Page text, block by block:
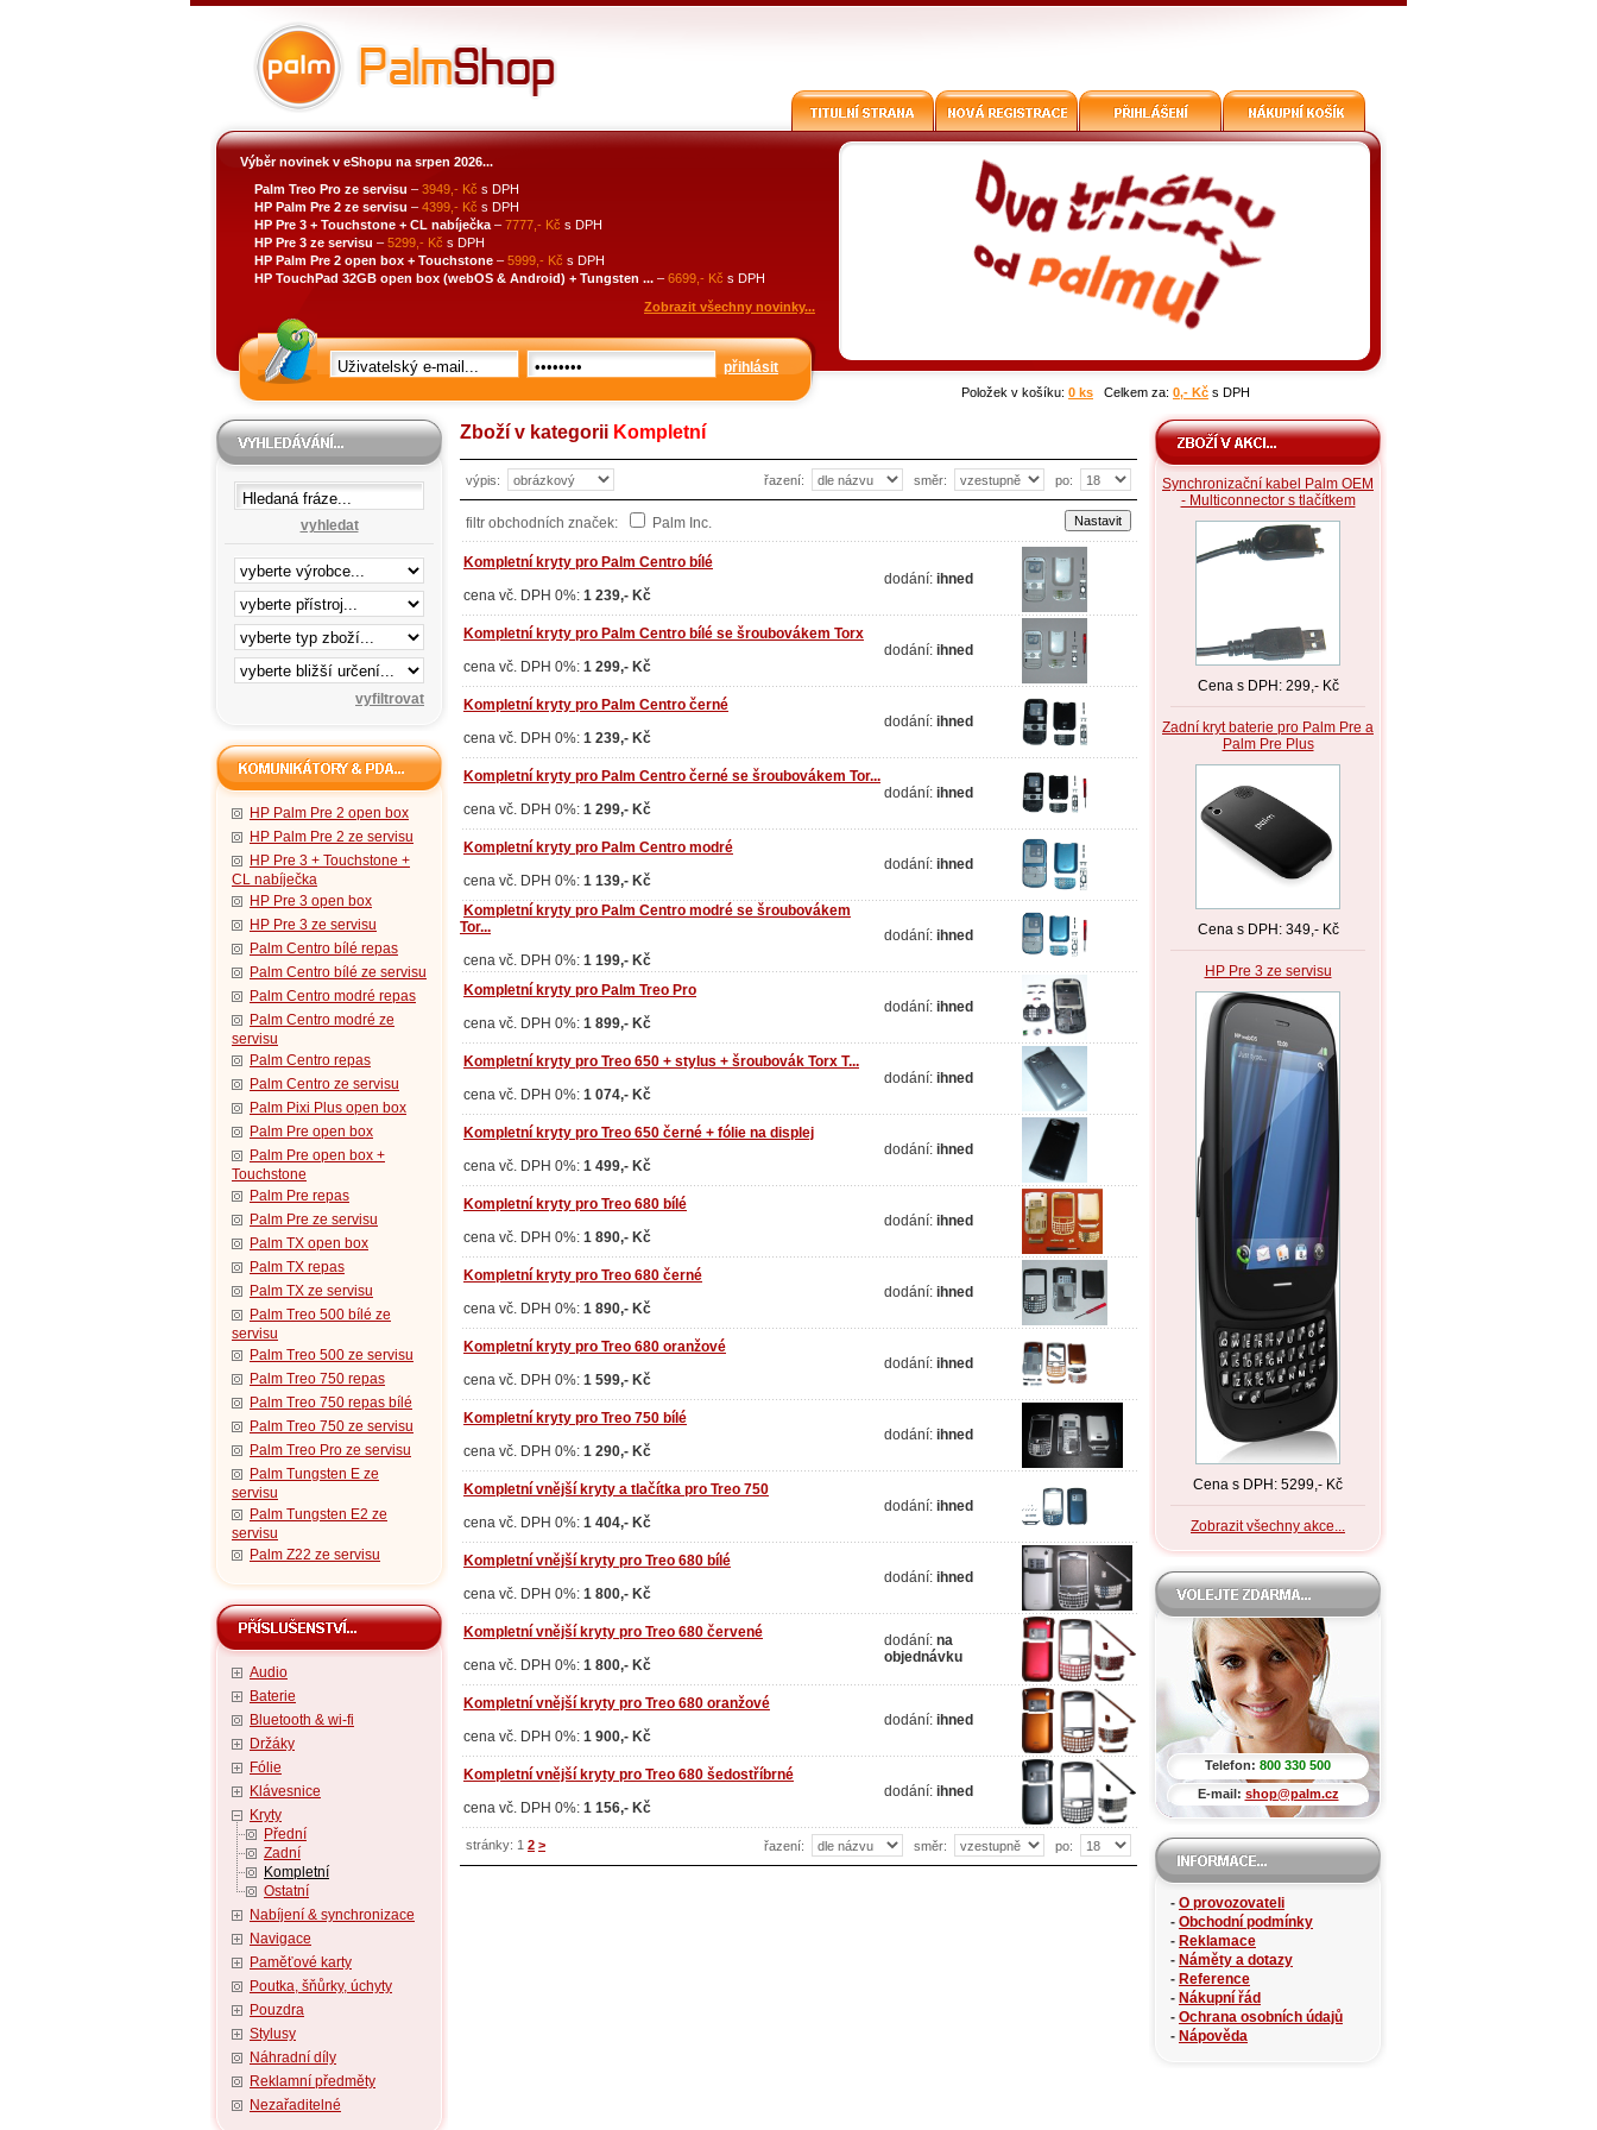
Výběr novinek v eShopu na srpen 2026...
Palm Treo Pro ze servisu – 3949,- Kč s DPH
HP Palm Pre 2 ze servisu – 4399,- Kč s DPH
HP Pre 3 + Touchstone + CL nabíječka – 7777,- Kč s DPH
HP Pre 3 ze servisu – 5299,- Kč s DPH
HP Palm Pre 2 open box + Touchstone – 5999,- Kč s DPH
HP TouchPad 32GB open box (webOS & Android) + Tungsten ... – 6699,- Kč s DPH
Zobrazit všechny novinky...
přihlásit
Položek v košíku: 0 ks Celkem za: 0,- Kč s DPH
vyhledat
HP Palm Pre 2 open box
HP Palm Pre 2 ze servisu
HP Pre 3 + Touchstone +
CL nabíječka
HP Pre 3 open box
HP Pre 3 ze servisu
Palm Centro bílé repas
Palm Centro bílé ze servisu
Palm Centro modré repas
Palm Centro modré ze
servisu
Palm Centro repas
Palm Centro ze servisu
Palm Pixi Plus open box
Palm Pre open box
Palm Pre open box +
Touchstone
Palm Pre repas
Palm Pre ze servisu
Palm TX open box
Palm TX repas
Palm TX ze servisu
Palm Treo 500 bílé ze
servisu
Palm Treo 500 ze servisu
Palm Treo 750 repas
Palm Treo 750 repas bílé
Palm Treo 750 ze servisu
Palm Treo Pro ze servisu
Palm Tungsten E ze
servisu
Palm Tungsten E2 ze
servisu
Palm Z22 ze servisu
Audio
Baterie
Bluetooth & wi-fi
Držáky
Fólie
Klávesnice
Kryty
Přední
Zadní
Kompletní
Ostatní
Nabíjení & synchronizace
Navigace
Paměťové karty
Poutka, šňůrky, úchyty
Pouzdra
Stylusy
Náhradní díly
Reklamní předměty
Nezařaditelné
Synchronizační kabel Palm OEM
- Multiconnector s tlačítkem
Cena s DPH: 299,- Kč
Zadní kryt baterie pro Palm Pre a
Palm Pre Plus
Cena s DPH: 349,- Kč
HP Pre 3 ze servisu
Cena s DPH: 5299,- Kč
Zobrazit všechny akce...
Telefon: 800 330 500
E-mail: shop@palm.cz
- O provozovateli
- Obchodní podmínky
- Reklamace
- Náměty a dotazy
- Reference
- Nákupní řád
- Ochrana osobních údajů
- Nápověda
Zboží v kategorii Kompletní
výpis: řazení: směr: po:
filtr obchodních značek: Palm Inc.
Kompletní kryty pro Palm Centro bílé
cena vč. DPH 0%: 1 239,- Kč
dodání: ihned
Kompletní kryty pro Palm Centro bílé se šroubovákem Torx
cena vč. DPH 0%: 1 299,- Kč
dodání: ihned
Kompletní kryty pro Palm Centro černé
cena vč. DPH 0%: 1 239,- Kč
dodání: ihned
Kompletní kryty pro Palm Centro černé se šroubovákem Tor...
cena vč. DPH 0%: 1 299,- Kč
dodání: ihned
Kompletní kryty pro Palm Centro modré
cena vč. DPH 0%: 1 139,- Kč
dodání: ihned
Kompletní kryty pro Palm Centro modré se šroubovákem
Tor...
cena vč. DPH 0%: 1 199,- Kč
dodání: ihned
Kompletní kryty pro Palm Treo Pro
cena vč. DPH 0%: 1 899,- Kč
dodání: ihned
Kompletní kryty pro Treo 650 + stylus + šroubovák Torx T...
cena vč. DPH 0%: 1 074,- Kč
dodání: ihned
Kompletní kryty pro Treo 650 černé + fólie na displej
cena vč. DPH 0%: 1 499,- Kč
dodání: ihned
Kompletní kryty pro Treo 680 bílé
cena vč. DPH 0%: 1 890,- Kč
dodání: ihned
Kompletní kryty pro Treo 680 černé
cena vč. DPH 0%: 1 890,- Kč
dodání: ihned
Kompletní kryty pro Treo 680 oranžové
cena vč. DPH 0%: 1 599,- Kč
dodání: ihned
Kompletní kryty pro Treo 750 bílé
cena vč. DPH 0%: 1 290,- Kč
dodání: ihned
Kompletní vnější kryty a tlačítka pro Treo 750
cena vč. DPH 0%: 1 404,- Kč
dodání: ihned
Kompletní vnější kryty pro Treo 680 bílé
cena vč. DPH 0%: 1 800,- Kč
dodání: ihned
Kompletní vnější kryty pro Treo 680 červené
cena vč. DPH 0%: 1 800,- Kč
dodání: na
objednávku
Kompletní vnější kryty pro Treo 680 oranžové
cena vč. DPH 0%: 1 900,- Kč
dodání: ihned
Kompletní vnější kryty pro Treo 680 šedostříbrné
cena vč. DPH 0%: 1 156,- Kč
dodání: ihned
stránky: 1 2 > řazení: směr: po: